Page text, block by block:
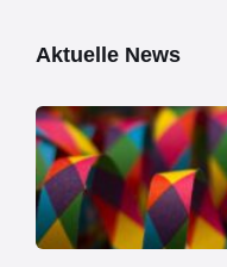
Aktuelle News